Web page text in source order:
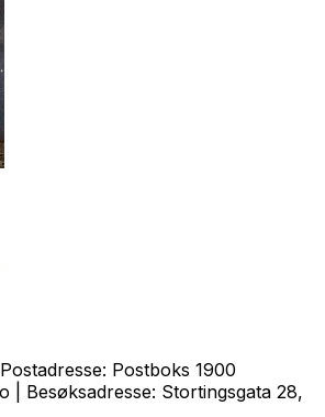
| Postadresse: Postboks 1900
| Besøksadresse: Stortingsgata 28,